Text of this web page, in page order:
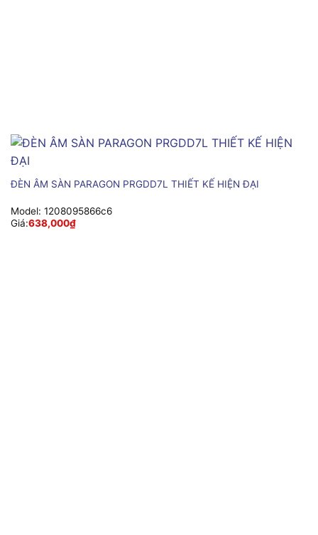
ĐÈN ÂM SÀN PARAGON PRGDD7L THIẾT KẾ HIỆN ĐẠI
Model: 1208095866c6
Giá:638,000₫